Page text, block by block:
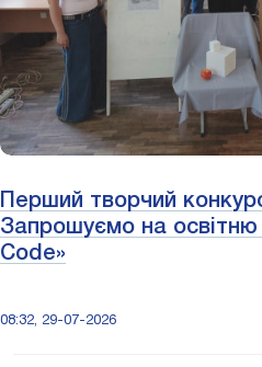
Перший творчий
Запрошуємо на
Code»
08:32, 29-07-2026